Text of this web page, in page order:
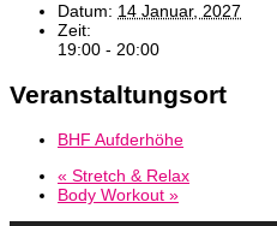
Datum: 14 Januar, 2027
Zeit:
19:00 - 20:00
Veranstaltungsort
BHF Aufderhöhe
« Stretch & Relax
Body Workout »